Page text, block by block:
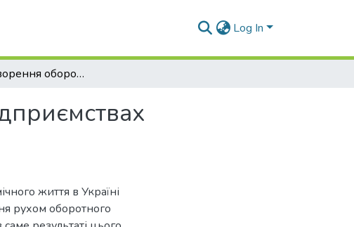
Log In
Стан відтворення оборотного капіталу на підприємствах Харківської області
життя в Україні
рухом оборотного